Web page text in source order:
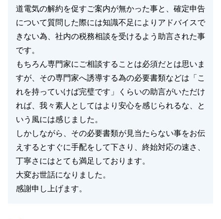
道電気の解約を促すご案内が無かった事と、確定申告
について質問した際には知識不足によりアドバイスで
きない為、社内の税務相談を受けるよう助言された事
です。
もちろん専門家にご相談することは必須だとは思いま
すが、その専門家へ誘導する為の必要書類などは「こ
れを持っていけば完璧です」くらいの助言がいただけ
れば、我々素人としてはより安心を感じられるな、と
いう風には感じました。
しかしながら、その必要書類が見当たらない事をお伝
えするとすぐに手配をして下さり、終始対応の速さ、
丁寧さにはとても満足しております。
大変お世話になりました。
感謝申し上げます。